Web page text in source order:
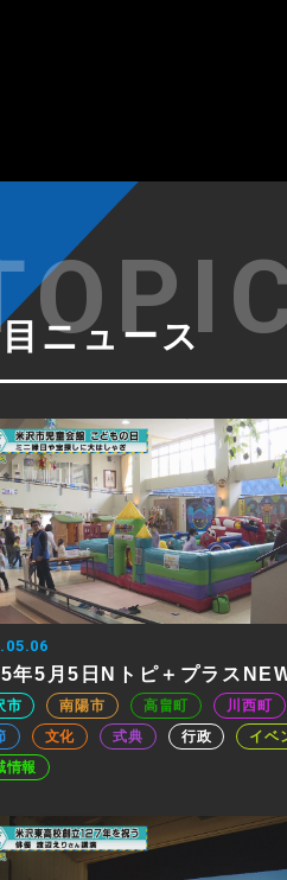
注目ニュース
年5月5日Nトピ＋プラス
市 南陽市 高畠町
川西町
文化 式典 行政
イベ
情報